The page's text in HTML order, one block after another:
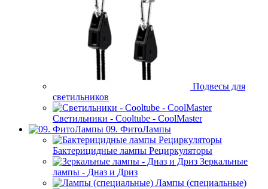
Подвесы для
светильников
Светильники - Cooltube - CoolMaster
09. ФитоЛампы
Бактерицидные лампы Рециркуляторы
Зеркальные
лампы - Дназ и Дриз
Лампы (специальные)